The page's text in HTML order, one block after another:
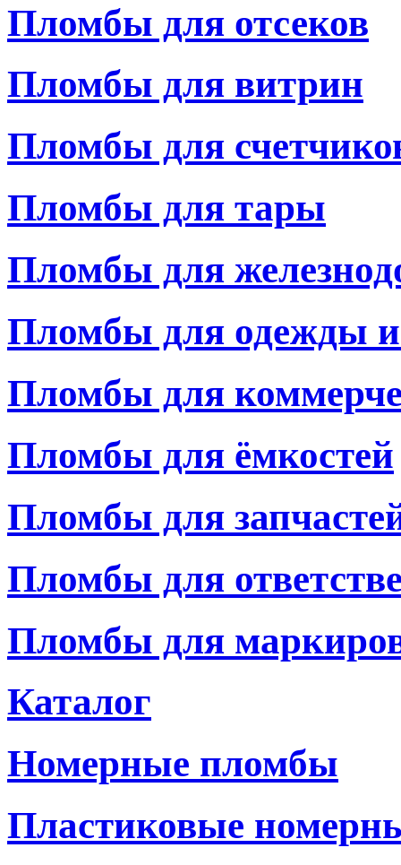
Пломбы для отсеков
Пломбы для витрин
Пломбы для
Пломбы для тары
Пломбы для
Пломбы для одежды и
Пломбы для
Пломбы для ёмкостей
Пломбы для
Пломбы для
Пломбы для
Каталог
Номерные пломбы
Пластиковые